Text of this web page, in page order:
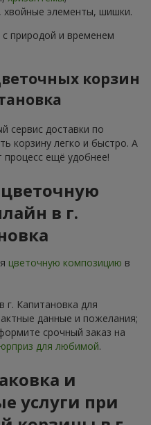
, хвойные элементы, шишки.
природой и временем
корзин
сервис доставки по
корзину легко и быстро. А
ещё удобнее!
цветочную
в г.
цветочную композицию в
г. Капитановка для
данные и пожелания;
срочный заказ на
для любимой.
и
услуги при